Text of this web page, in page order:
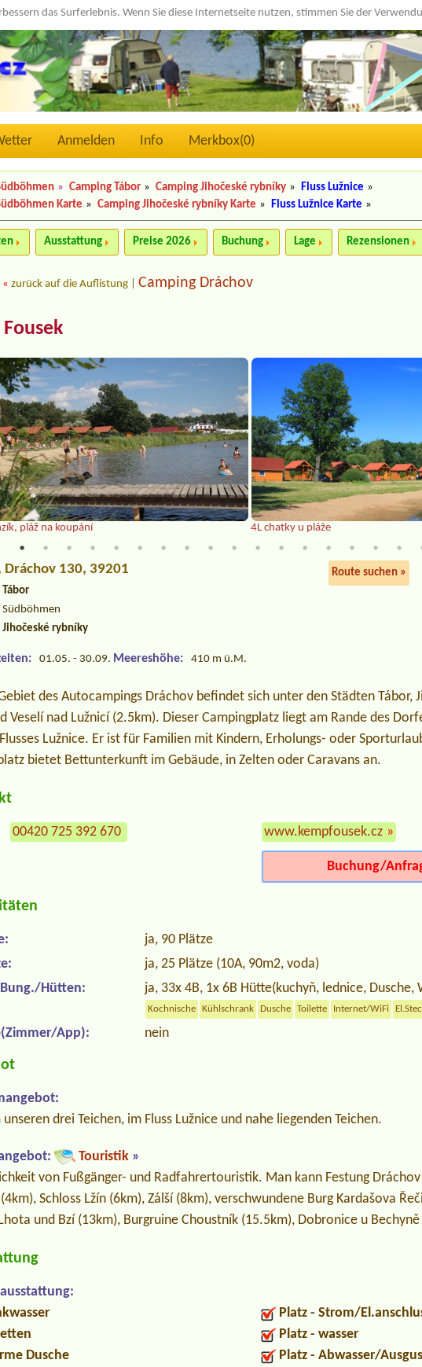
das Surferlebnis. Wenn Sie diese Internetseite nutzen, stimmen Sie der
Anmelden Info Merkbox(0)
» Camping Tábor » Camping Jihočeské rybníky » Fluss Lužnice »
Karte » Camping Jihočeské rybníky Karte » Fluss Lužnice Karte »
Ausstattung Preise 2026 Buchung Lage Rezensionen
«zurück auf die Auflistung |Camping Dráchov
pláž na koupání 4L chatky u pláže
Dráchov 130, 39201 Route suchen »
Tábor
Südböhmen
Jihočeské rybníky
01.05. - 30.09. Meereshöhe: 410 m ü.M.
des Autocampings Dráchov befindet sich unter den Städten Tábor,
Veselí nad Lužnicí (2.5km). Dieser Campingplatz liegt am Rande des
Lužnice. Er ist für Familien mit Kindern, Erholungs- oder
bietet Bettunterkunft im Gebäude, in Zelten oder Caravans an.
00420 725 392 670 www.kempfousek.cz »
Buchung/
ja, 90 Plätze
ja, 25 Plätze (10A, 90m2, voda)
Hütten:
ja, 33x 4B, 1x 6B Hütte(kuchyň, lednice, Dusche,
Kochnische Kühlschrank Dusche Toilette Internet/WiFi
App): nein
unseren drei Teichen, im Fluss Lužnice und nahe liegenden Teichen.
Touristik »
von Fußgänger- und Radfahrertouristik. Man kann Festung
Schloss Lžín (6km), Zálší (8km), verschwundene Burg Kardašova
und Bzí (13km), Burgruine Choustník (15.5km), Dobronice u
Dusche
Platz - Strom/
Platz - wasser
Platz - Abwasser/